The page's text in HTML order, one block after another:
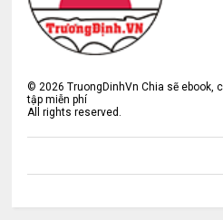
© 2026 TruongDinhVn Chia sẽ ebook,
tập miễn phí
All rights reserved.